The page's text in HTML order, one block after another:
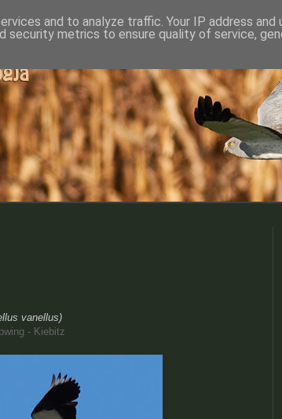
vanellus)
- Kiebitz
and to analyze traffic. Your IP address and
security metrics to ensure quality of service,